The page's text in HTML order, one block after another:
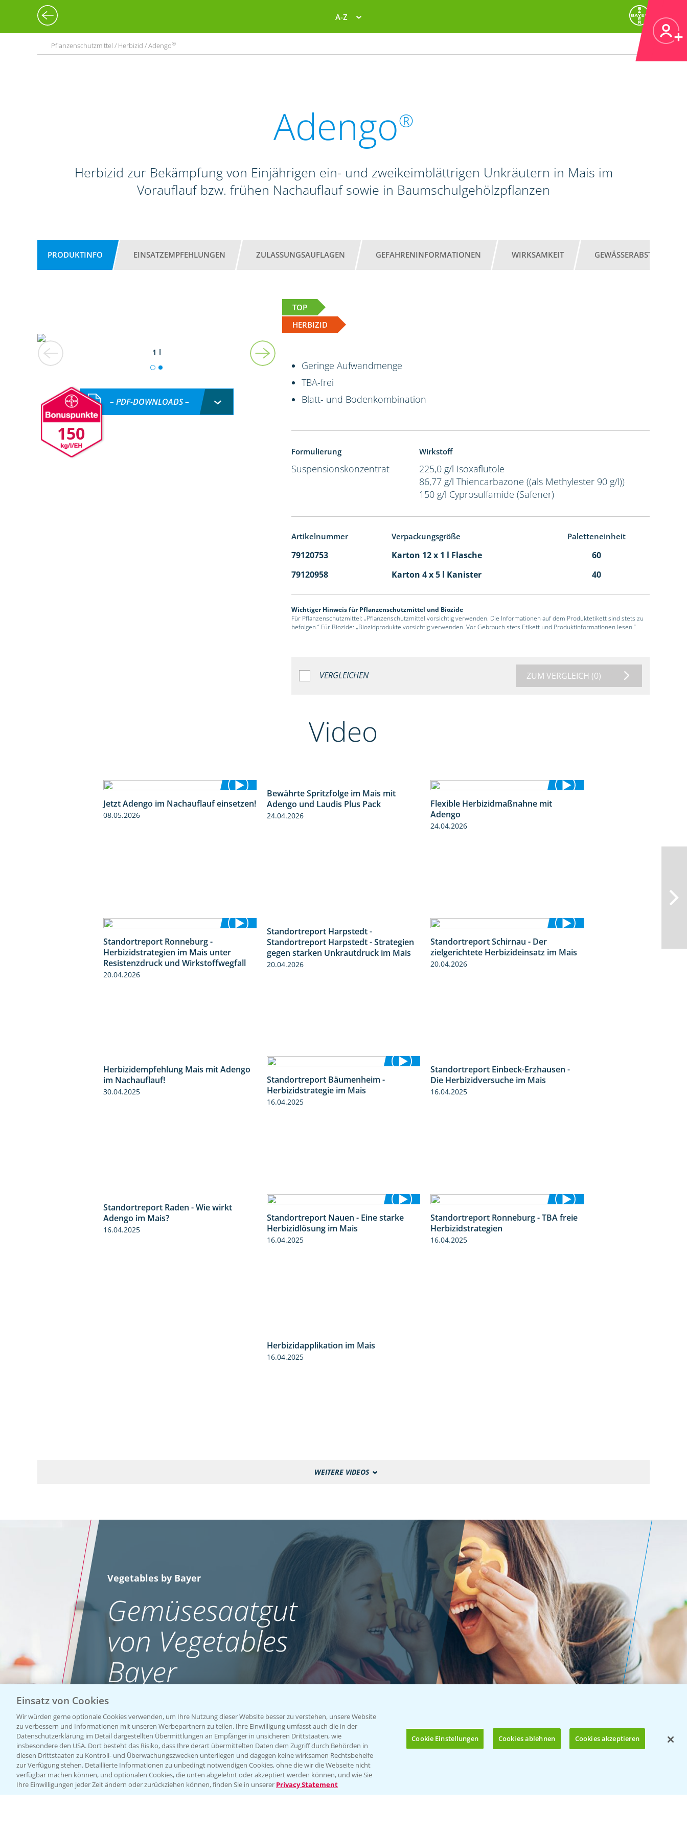
A-Z
Pflanzenschutzmittel / Herbizid / Adengo®
Adengo®
Herbizid zur Bekämpfung von Einjährigen ein- und zweikeimblättrigen Unkräutern in Mais im
Vorauflauf bzw. frühen Nachauflauf sowie in Baumschulgehölzpflanzen
PRODUKTINFO EINSATZEMPFEHLUNGEN ZULASSUNGSAUFLAGEN GEFAHRENINFORMATIONEN WIRKSAMKEIT GEWÄSSERABSTAND
TOP
HERBIZID
1 l
150
– PDF-DOWNLOADS –
Geringe Aufwandmenge
TBA-frei
Blatt- und Bodenkombination
Formulierung
Suspensionskonzentrat
Wirkstoff
225,0 g/l Isoxaflutole
86,77 g/l Thiencarbazone ((als Methylester 90 g/l))
150 g/l Cyprosulfamide (Safener)
Artikelnummer Verpackungsgröße Paletteneinheit
79120753 Karton 12 x 1 l Flasche
60
79120958
Karton 4 x 5 l Kanister 40
Wichtiger Hinweis für Pflanzenschutzmittel und Biozide
Für Pflanzenschutzmittel: „Pflanzenschutzmittel vorsichtig verwenden. Die Informationen auf dem Produktetikett sind stets zu
befolgen.“ Für Biozide: „Biozidprodukte vorsichtig verwenden. Vor Gebrauch stets Etikett und Produktinformationen lesen.“
VERGLEICHEN ZUM VERGLEICH (0)
Video
1:32
Jetzt Adengo im Nachauflauf einsetzen!
08.05.2026
Bewährte Spritzfolge im Mais mit
Adengo und Laudis Plus Pack
24.04.2026
Flexible Herbizidmaßnahne mit
Adengo
24.04.2026
Standortreport Ronneburg -
Herbizidstrategien im Mais unter
Resistenzdruck und Wirkstoffwegfall
20.04.2026
9:11
Standortreport Harpstedt -
Standortreport Harpstedt - Strategien
gegen starken Unkrautdruck im Mais
20.04.2026
Standortreport Schirnau - Der
zielgerichtete Herbizideinsatz im Mais
20.04.2026
1:27
Herbizidempfehlung Mais mit Adengo
im Nachauflauf!
30.04.2025
Standortreport Bäumenheim -
Herbizidstrategie im Mais
16.04.2025
Standortreport Einbeck-Erzhausen -
Die Herbizidversuche im Mais
16.04.2025
Standortreport Raden - Wie wirkt
Adengo im Mais?
16.04.2025
5:04
Standortreport Nauen - Eine starke
Herbizidlösung im Mais
16.04.2025
4:17
Standortreport Ronneburg - TBA freie
Herbizidstrategien
16.04.2025
Herbizidapplikation im Mais
WEITERE VIDEOS
Bis zu 4 Produkte vergleichen:
Vegetables by Bayer
Gemüsesaatgut
von Vegetables
Bayer
WEBSITE BESUCHEN
Einsatz von Cookies
Wir würden gerne optionale Cookies verwenden, um Ihre Nutzung dieser Website besser zu verstehen, unsere Website
zu verbessern und Informationen mit unseren Werbepartnern zu teilen. Ihre Einwilligung umfasst auch die in der
Datenschutzerklärung im Detail dargestellten Übermittlungen an Empfänger in unsicheren Drittstaaten, wie
insbesondere den USA. Dort besteht das Risiko, dass Ihre derart übermittelten Daten dem Zugriff durch Behörden in
diesen Drittstaaten zu Kontroll- und Überwachungszwecken unterliegen und dagegen keine wirksamen Rechtsbehelfe
zur Verfügung stehen. Detaillierte Informationen zu unbedingt notwendigen Cookies, ohne die wir die Webseite nicht
verfügbar machen können, und optionalen Cookies, die unten abgelehnt oder akzeptiert werden können, und wie Sie
Ihre Einwilligungen jeder Zeit ändern oder zurückziehen können, finden Sie in unserer Privacy Statement
Cookie Einstellungen Cookies ablehnen Cookies akzeptieren